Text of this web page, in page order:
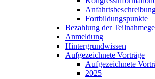
Fortbildungspunkte
Bezahlung der
Anmeldung
Hintergrundwissen
Aufgezeichnete Vorträge
Aufgezeichnete
2025